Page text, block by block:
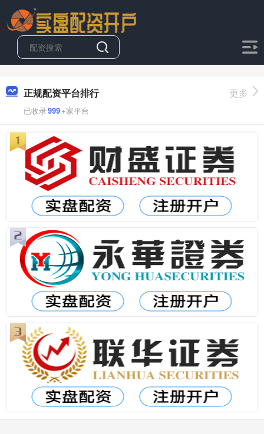
正规配资平台排行
已收录999+家平台
更多